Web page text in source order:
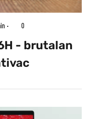
0
- brutalan